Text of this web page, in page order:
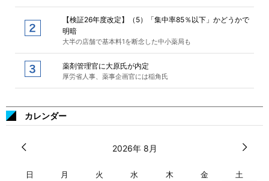
【検証26年度改定】（5）「集中率85％以下」かどうかで
明暗
大半の店舗で基本料1を断念した中小薬局も
薬剤管理官に大原氏が内定
厚労省人事、薬事企画官には稲角氏
カレンダー
2026年 8月
日 月 火 水 木 金 土